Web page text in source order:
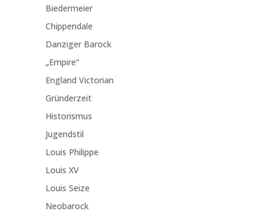
Biedermeier
Chippendale
Danziger Barock
„Empire“
England Victorian
Gründerzeit
Historismus
Jugendstil
Louis Philippe
Louis XV
Louis Seize
Neobarock